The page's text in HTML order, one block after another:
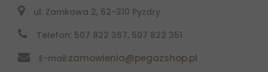
ul. Zamkowa 2, 62-310 Pyzdry
Telefon: 507 822 367, 507 822 351
E-mail:zamowienia@pegazshop.pl